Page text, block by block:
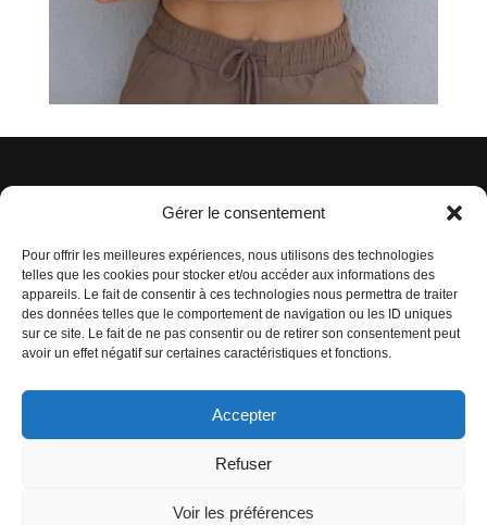
Gérer le consentement
Pour offrir les meilleures expériences, nous utilisons des technologies
telles que les cookies pour stocker et/ou accéder aux informations des
appareils. Le fait de consentir à ces technologies nous permettra de traiter
des données telles que le comportement de navigation ou les ID uniques
sur ce site. Le fait de ne pas consentir ou de retirer son consentement peut
avoir un effet négatif sur certaines caractéristiques et fonctions.
Accepter
Refuser
Voir les préférences
Politique de Confidentialité (PDF)
Mentions Légales (PDF)
Linkedin